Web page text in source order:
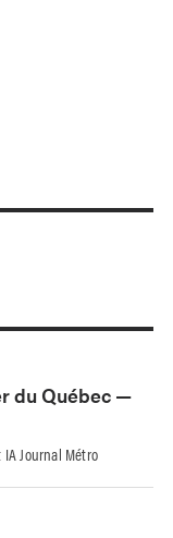
du Québec —
Journal Métro